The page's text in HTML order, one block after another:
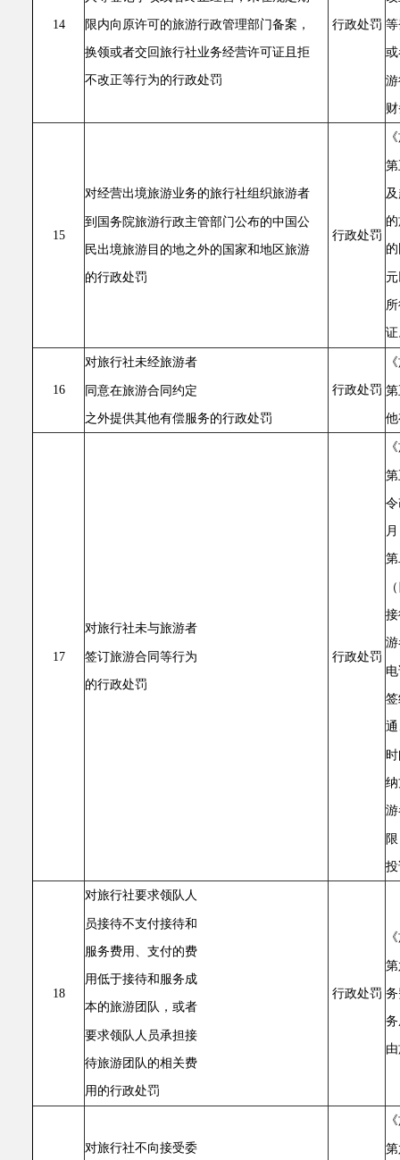
14 限内向原许可的旅游行政管理部门备案，
换领或者交回旅行社业务经营许可证且拒
不改正等行为的行政处罚
行政处罚
15
对经营出境旅游业务的旅行社组织旅游者
到国务院旅游行政主管部门公布的中国公
民出境旅游目的地之外的国家和地区旅游
的行政处罚
行政处罚
16
对旅行社未经旅游者
同意在旅游合同约定
之外提供其他有偿服务的行政处罚
行政处罚
17
对旅行社未与旅游者
签订旅游合同等行为
的行政处罚
行政处罚
18
对旅行社要求领队人
员接待不支付接待和
服务费用、支付的费
用低于接待和服务成
本的旅游团队，或者
要求领队人员承担接
待旅游团队的相关费
用的行政处罚
行政处罚
对旅行社不向接受委